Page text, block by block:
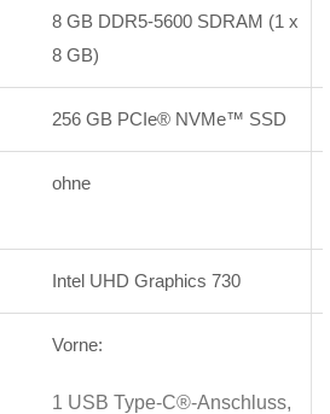
8 GB DDR5-5600 SDRAM (1 x
8 GB)
256 GB PCIe® NVMe™ SSD
ohne
Intel UHD Graphics 730
Vorne:
1 USB Type-C®-Anschluss,